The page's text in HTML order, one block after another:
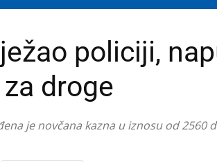
policiji,
droge
je novčana kazna u iznosu od 2560